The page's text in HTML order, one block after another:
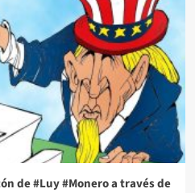
de #Luy #Monero a través de